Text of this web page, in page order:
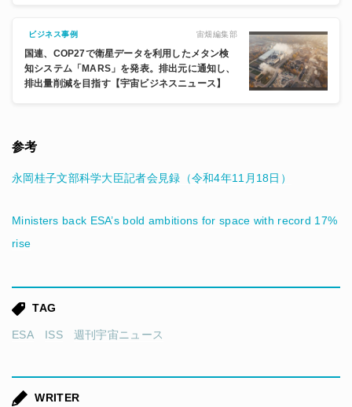
ビジネス事例 宙畑編集部
国連、COP27で衛星データを利用したメタン検
知システム「MARS」を発表。排出元に通知し、
排出量削減を目指す【宇宙ビジネスニュース】
参考
永岡桂子文部科学大臣記者会見録（令和4年11月18日）
Ministers back ESA’s bold ambitions for space with record 17%
rise
TAG
ESA ISS 週刊宇宙ニュース
WRITER